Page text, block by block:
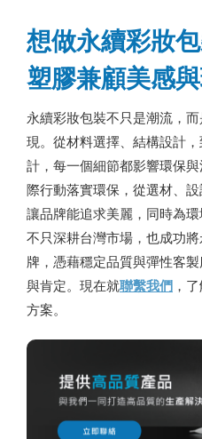
想做永續彩妝
塑膠兼顧美感
永續彩妝包裝不只是潮流，
現。從材料選擇、結構設計
計，每一個細節都影響環保
際行動落實環保，從選材、
讓品牌能追求美麗，同時為
不只深耕台灣市場，也成功
牌，憑藉穩定品質與彈性客
與肯定。現在就聯繫我們 ，
方案。